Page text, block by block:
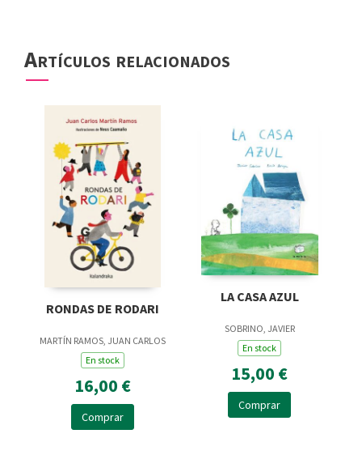
Artículos relacionados
RONDAS DE RODARI
MARTÍN RAMOS, JUAN CARLOS
En stock
16,00 €
Comprar
LA CASA AZUL
SOBRINO, JAVIER
En stock
15,00 €
Comprar